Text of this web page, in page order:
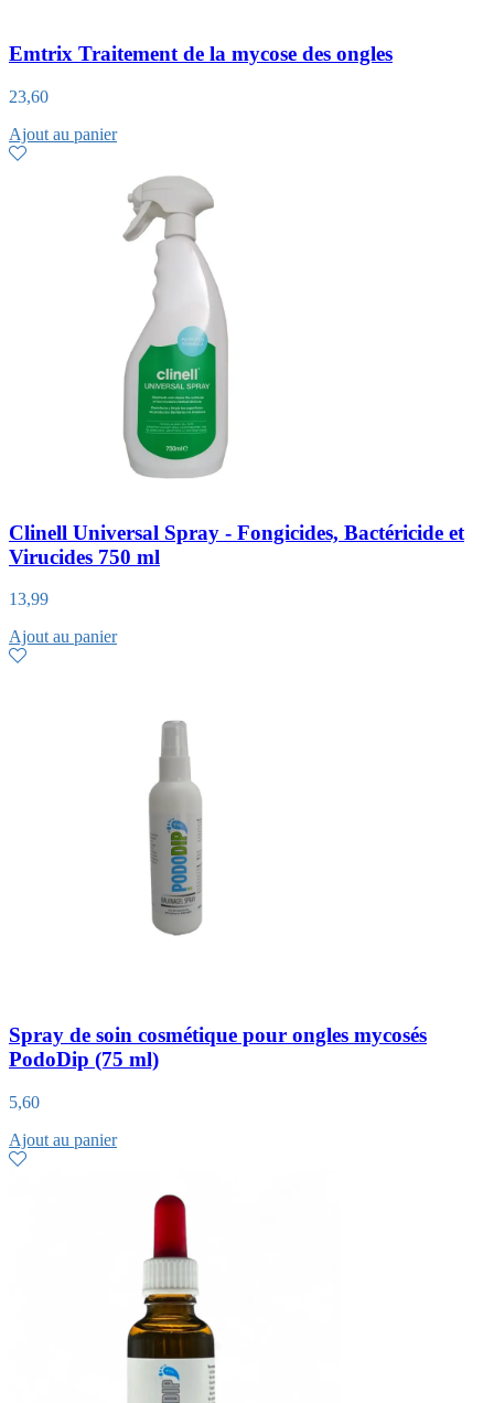
Emtrix Traitement de la mycose des ongles
23,60
Ajout au panier
Clinell Universal Spray - Fongicides, Bactéricide et
Virucides 750 ml
13,99
Ajout au panier
Spray de soin cosmétique pour ongles mycosés
PodoDip (75 ml)
5,60
Ajout au panier